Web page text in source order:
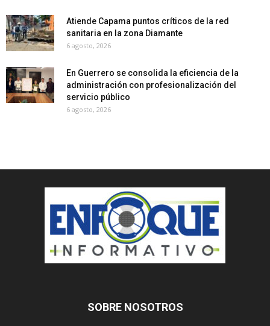
Atiende Capama puntos críticos de la red
sanitaria en la zona Diamante
6 agosto, 2026
En Guerrero se consolida la eficiencia de la
administración con profesionalización del
servicio público
6 agosto, 2026
SOBRE NOSOTROS